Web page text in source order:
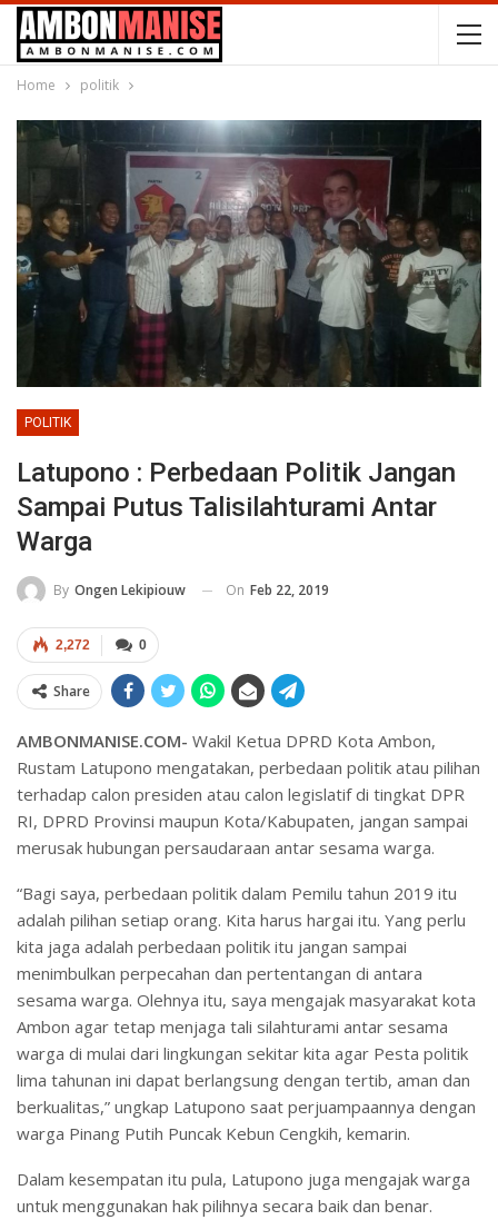
Home politik
POLITIK
Latupono : Perbedaan Politik Jangan
Sampai Putus Talisilahturami Antar
Warga
By Ongen Lekipiouw On Feb 22, 2019
0
2,272
Share
AMBONMANISE.COM- Wakil Ketua DPRD Kota Ambon,
Rustam Latupono mengatakan, perbedaan politik atau pilihan
terhadap calon presiden atau calon legislatif di tingkat DPR
RI, DPRD Provinsi maupun Kota/Kabupaten, jangan sampai
merusak hubungan persaudaraan antar sesama warga.
“Bagi saya, perbedaan politik dalam Pemilu tahun 2019 itu
adalah pilihan setiap orang. Kita harus hargai itu. Yang perlu
kita jaga adalah perbedaan politik itu jangan sampai
menimbulkan perpecahan dan pertentangan di antara
sesama warga. Olehnya itu, saya mengajak masyarakat kota
Ambon agar tetap menjaga tali silahturami antar sesama
warga di mulai dari lingkungan sekitar kita agar Pesta politik
lima tahunan ini dapat berlangsung dengan tertib, aman dan
berkualitas,” ungkap Latupono saat perjuampaannya dengan
warga Pinang Putih Puncak Kebun Cengkih, kemarin.
Dalam kesempatan itu pula, Latupono juga mengajak warga
untuk menggunakan hak pilihnya secara baik dan benar.